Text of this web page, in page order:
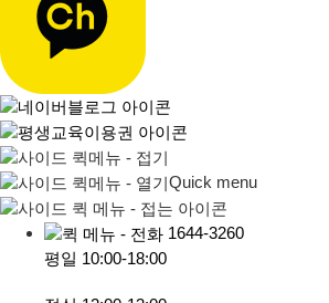
Quick menu
1644-3260
평일 10:00-18:00